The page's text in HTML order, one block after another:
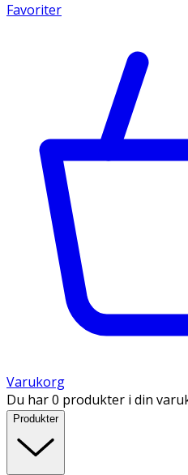
Favoriter
Varukorg
Du har 0 produkter i din
Produkter